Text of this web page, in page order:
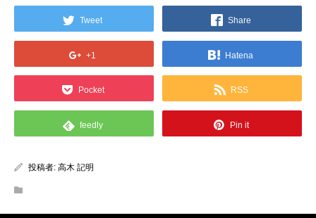
Tweet Share
+1 Hatena
Pocket RSS
feedly Pin it
投稿者: 高木 記明